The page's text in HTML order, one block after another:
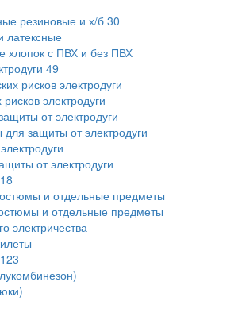
резиновые и х/б 30
латексные
хлопок с ПВХ и без ПВХ
49
рисков электродуги
электродуги
от электродуги
защиты от электродуги
от электродуги
и отдельные предметы
и отдельные предметы
электричества